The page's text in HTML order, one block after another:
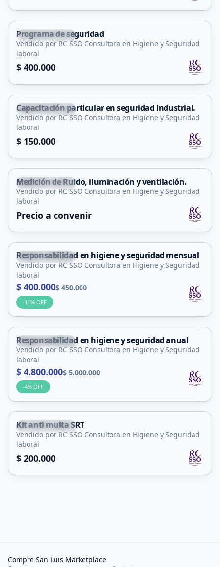
Villa Mercedes
Servicio
Programa de seguridad
Vendido por RC SSO Consultora en Higiene y Seguridad
laboral
$ 400.000
Villa Mercedes
Servicio
Capacitación particular en seguridad industrial.
Vendido por RC SSO Consultora en Higiene y Seguridad
laboral
$ 150.000
Villa Mercedes
Servicio
Medición de Ruido, iluminación y ventilación.
Vendido por RC SSO Consultora en Higiene y Seguridad
laboral
Precio a convenir
Villa Mercedes
Servicio
Responsabilidad en higiene y seguridad mensual
Vendido por RC SSO Consultora en Higiene y Seguridad
laboral
$ 400.000$ 450.000
-11% OFF
Villa Mercedes
Servicio
Responsabilidad en higiene y seguridad anual
Vendido por RC SSO Consultora en Higiene y Seguridad
laboral
$ 4.800.000$ 5.000.000
-4% OFF
Villa Mercedes
Servicio
Kit anti multa SRT
Vendido por RC SSO Consultora en Higiene y Seguridad
laboral
$ 200.000
Compre San Luis Marketplace